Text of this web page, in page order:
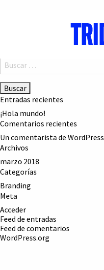
entradas
Buscar:
Entradas recientes
¡Hola mundo!
Comentarios recientes
Un comentarista de WordPress
Archivos
marzo 2018
Categorías
Branding
Meta
Acceder
Feed de entradas
Feed de comentarios
WordPress.org